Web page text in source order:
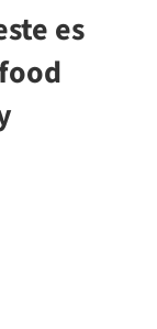
es